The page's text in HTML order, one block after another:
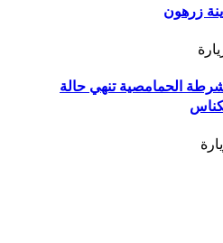
زرهون
12 تاجراً.. شرطة الحمامصية تنهي حالة